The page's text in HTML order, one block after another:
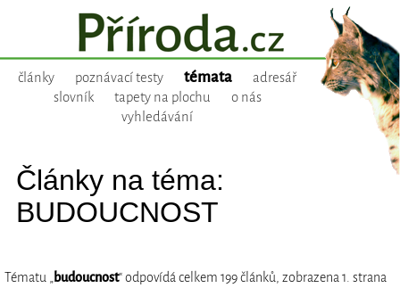
články poznávací testy témata
adresář
slovník
tapety na plochu
o nás
vyhledávání
Články na téma:
BUDOUCNOST
Tématu „budoucnost“ odpovídá celkem 199 článků, zobrazena 1. strana